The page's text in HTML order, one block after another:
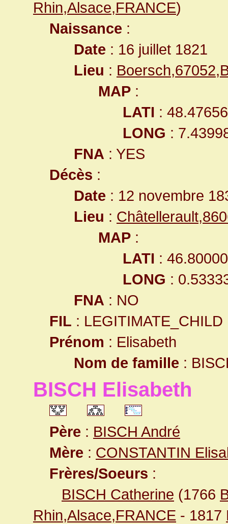
Rhin,Alsace,FRANCE)
Naissance :
Date : 16 juillet 1821
Lieu :
MAP :
LATI :
LONG :
FNA : YES
Décès :
Date : 12 novembre
Lieu :
MAP :
LATI :
LONG :
FNA : NO
FIL : LEGITIMATE_CHILD
Prénom : Elisabeth
Nom de famille :
BISCH Elisabeth
Père : BISCH André
Mère : CONSTANTIN
Frères/Soeurs :
BISCH Catherine (1766
Rhin,Alsace,FRANCE - 1817